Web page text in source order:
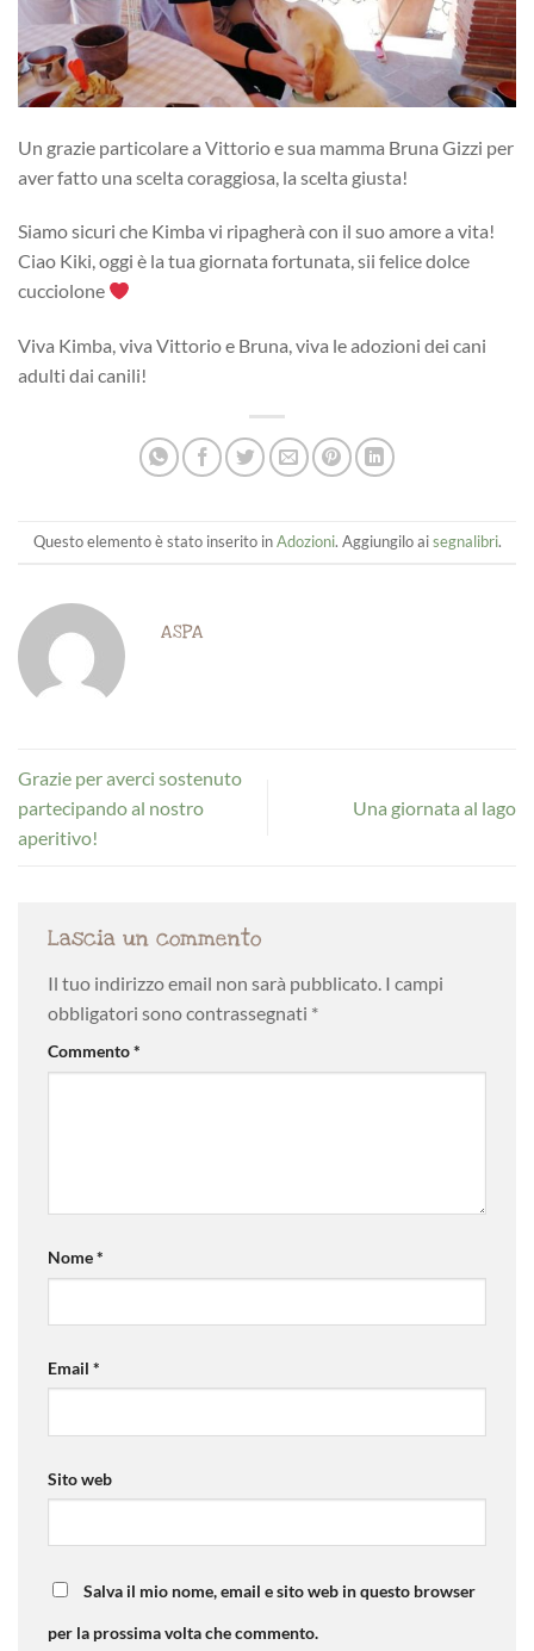
Un grazie particolare a Vittorio e sua mamma Bruna Gizzi per
aver fatto una scelta coraggiosa, la scelta giusta!
Siamo sicuri che Kimba vi ripagherà con il suo amore a vita!
Ciao Kiki, oggi è la tua giornata fortunata, sii felice dolce
cucciolone
Viva Kimba, viva Vittorio e Bruna, viva le adozioni dei cani
adulti dai canili!
Questo elemento è stato inserito inAdozioni. Aggiungilo aisegnalibri.
ASPA
Grazie per averci sostenuto
partecipando al nostro
aperitivo!
Una giornata al lago
Lascia un commento
Il tuo indirizzo email non sarà pubblicato. I campi
obbligatori sono contrassegnati *
Commento*
Nome*
Email *
Sito web
Salva il mio nome, email e sito web in questo browser
per la prossima volta che commento.